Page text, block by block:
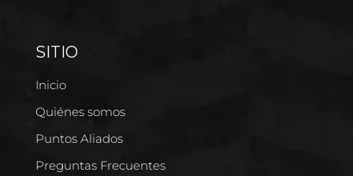
SITIO
Inicio
Quiénes somos
Puntos Aliados
Preguntas Frecuentes